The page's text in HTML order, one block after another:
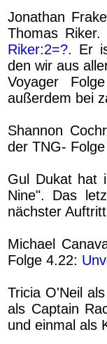
Jonathan
Thomas
Riker:2=?. Er
den wir aus
Voyager
außerdem bei
Shannon
der TNG-
Gul Dukat hat
Nine". Das
nächster
Michael
Folge 4.22:
Tricia O'Neil
als Captain
und einmal als